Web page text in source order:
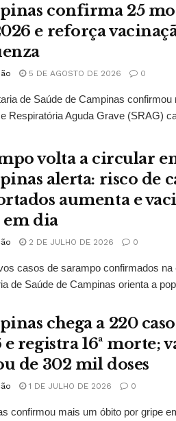
confirma 25
e reforça
5 DE AGOSTO DE 2026 0
de Saúde de Campinas
Respiratória Aguda Grave (SRAG)
volta a circular
alerta: risco de
aumenta e
em dia
2 DE JULHO DE 2026 0
casos de sarampo confirmados na
de Saúde de Campinas orienta a
chega a 220
e registra 16ª morte;
de 302 mil doses
1 DE JULHO DE 2026 0
confirmou mais um óbito por gripe